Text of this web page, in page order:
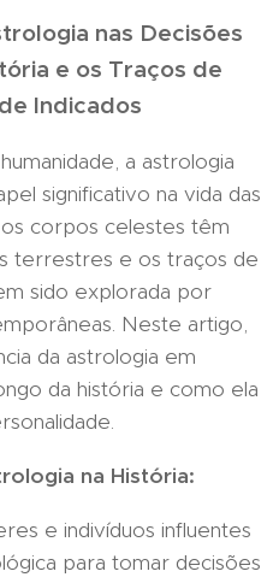
nas Decisões
e os Traços de
Indicados
a astrologia
significativo na vida das
corpos celestes têm
terrestres e os traços de
sido explorada por
Neste artigo,
da astrologia em
da história e como ela
na História:
e indivíduos influentes
para tomar decisões